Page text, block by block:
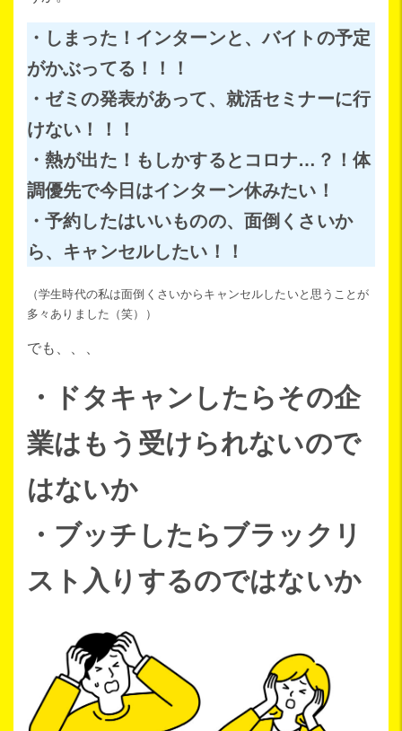
・しまった！インターンと、バイトの予定
がかぶってる！！！
・ゼミの発表があって、就活セミナーに行
けない！！！
・熱が出た！もしかするとコロナ…？！体
調優先で今日はインターン休みたい！
・予約したはいいものの、面倒くさいか
ら、キャンセルしたい！！
（学生時代の私は面倒くさいからキャンセルしたいと思うことが
多々ありました（笑））
でも、、、
・ドタキャンしたらその企
業はもう受けられないので
はないか
・ブッチしたらブラックリ
スト入りするのではないか